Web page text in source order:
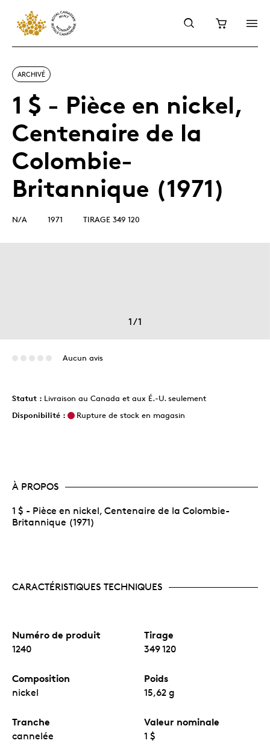
ARCHIVÉ
1 $ - Pièce en nickel,
Centenaire de la
Colombie-
Britannique (1971)
N/A 1971 TIRAGE 349 120
1/1
Aucun avis
Statut : Livraison au Canada et aux É.-U. seulement
Disponibilité :
Rupture de stock en magasin
À PROPOS
1 $ - Pièce en nickel, Centenaire de la Colombie-
Britannique (1971)
CARACTÉRISTIQUES TECHNIQUES
Numéro de produit
1240
Tirage
349 120
Composition
nickel
Poids
15,62 g
Tranche
cannelée
Valeur nominale
1 $